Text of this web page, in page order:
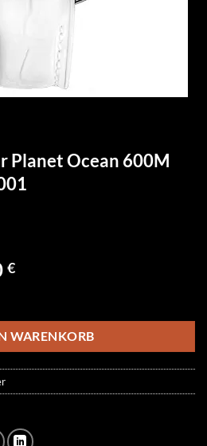
Planet Ocean 600M
€
€Aktueller
269.00 €.
WARENKORB